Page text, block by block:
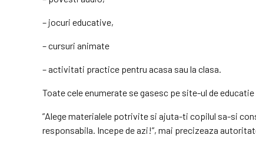
– jocuri educative,
– cursuri animate
– activitati practice pentru acasa sau la clasa.
Toate cele enumerate se gasesc pe site-ul de
”Alege materialele potrivite si ajuta-ti copilul sa-si
responsabila. Incepe de azi!”, mai precizeaza